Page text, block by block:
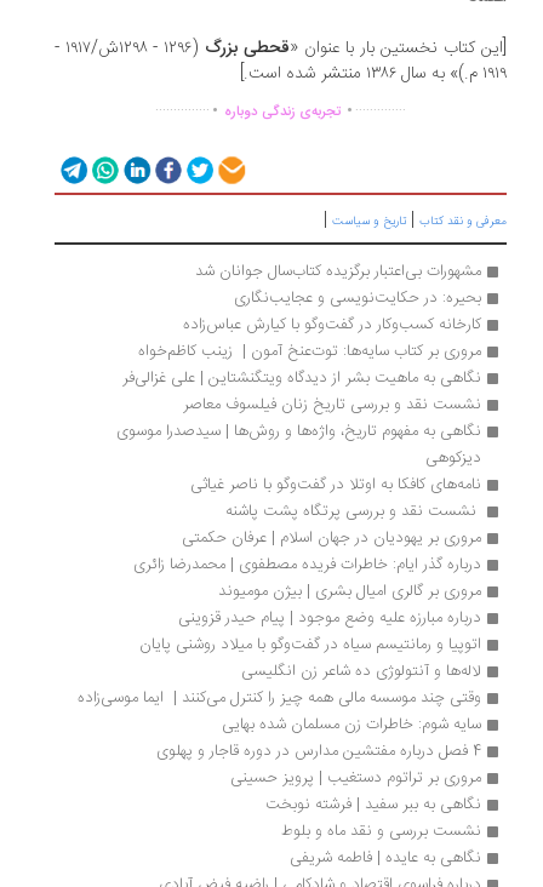
کتاب نخستین بار با عنوان «قحطی بزرگ
(۱۲۹۶ - ۱۲۹۸ش/۱۹۱۷ -
................تجربه‌ی زندگی دوباره ...............
و نقد کتاب|تاریخ و سیاست |
مشهورات بی‌اعتبار برگزیده کتاب‌سال جوانان شد
بحیره: در حکایت‌نویسی و عجایب‌نگاری
کارخانه کسب‌و‌کار در گفت‌وگو با کیارش عباس‌زاده
مروری بر کتاب سایه‌ها: توت‌عنخ‌ آمون |  زینب کاظم‌خواه
نگاهی به ماهیت بشر از دیدگاه ویتگنشتاین | علی غزالی‌فر
نشست نقد و بررسی تاریخ زنان فیلسوف معاصر
نگاهی به مفهوم تاریخ، واژه‌ها و روش‌ها | سیدصدرا موسوی
دیزکوهی
نامه‌های کافکا به اوتلا در گفت‌وگو با ناصر غیاثی
نشست نقد و بررسی پرتگاه پشت پاشنه
مروری بر یهودیان در جهان اسلام | عرفان حکمتی
درباره گذر ایام: خاطرات فریده مصطفوی | محمدرضا زائری
مروری بر گالری امیال بشری | بیژن مومیوند
درباره مبارزه علیه وضع موجود | پیام حیدر قزوینی
اتوپیا و رمانتیسم سیاه در گفت‌وگو با میلاد روشنی پایان
لاله‌ها و آنتولوژی ده شاعر زن انگلیسی
وقتی چند موسسه مالی همه چیز را کنترل می‌کنند |  ایما موسی‌زاده
سایه شوم: خاطرات زن مسلمان شده بهایی
مروری بر تراتوم دستغیب | پرویز حسینی
نگاهی به ببر سفید | فرشته نوبخت
نشست بررسی و نقد ماه و بلوط
نگاهی به عایده | فاطمه شریفی